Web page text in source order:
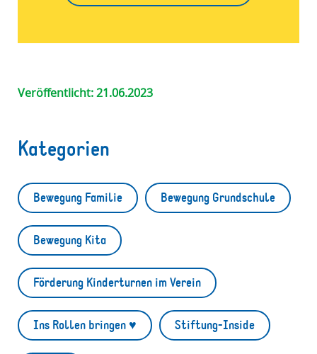
Veröffentlicht: 21.06.2023
Kategorien
Bewegung Familie Bewegung Grundschule
Bewegung Kita
Förderung Kinderturnen im Verein
Ins Rollen bringen ♥ Stiftung-Inside